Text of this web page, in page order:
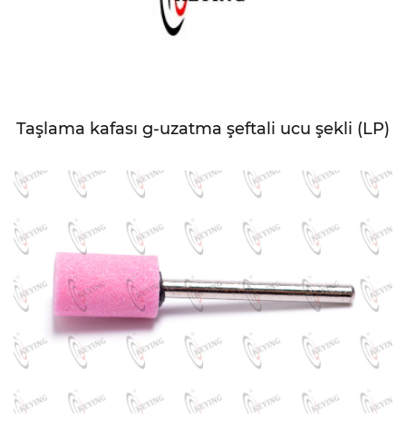
Taşlama kafası g-uzatma şeftali ucu şekli (LP)